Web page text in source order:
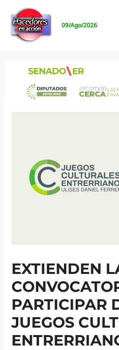
contenido
09/Ago/2026
EXTIENDEN
PARTICIPAR
JUEGOS